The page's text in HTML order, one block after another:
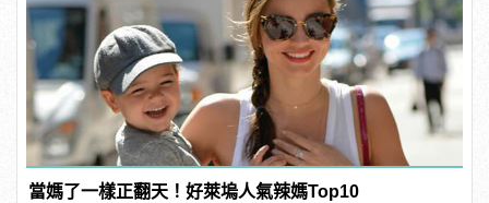
當媽了一樣正翻天！好萊塢人氣辣媽Top10